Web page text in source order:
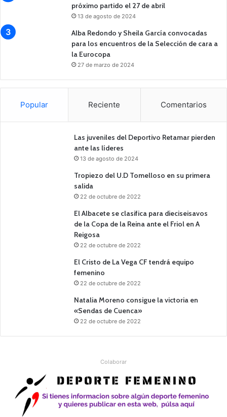
próximo partido el 27 de abril
13 de agosto de 2024
Alba Redondo y Sheila García convocadas
para los encuentros de la Selección de cara a
la Eurocopa
27 de marzo de 2024
Popular Reciente Comentarios
Las juveniles del Deportivo Retamar pierden
ante las líderes
13 de agosto de 2024
Tropiezo del U.D Tomelloso en su primera
salida
22 de octubre de 2022
El Albacete se clasifica para dieciseisavos
de la Copa de la Reina ante el Friol en A
Reigosa
22 de octubre de 2022
El Cristo de La Vega CF tendrá equipo
femenino
22 de octubre de 2022
Natalia Moreno consigue la victoria en
«Sendas de Cuenca»
22 de octubre de 2022
Colaborar